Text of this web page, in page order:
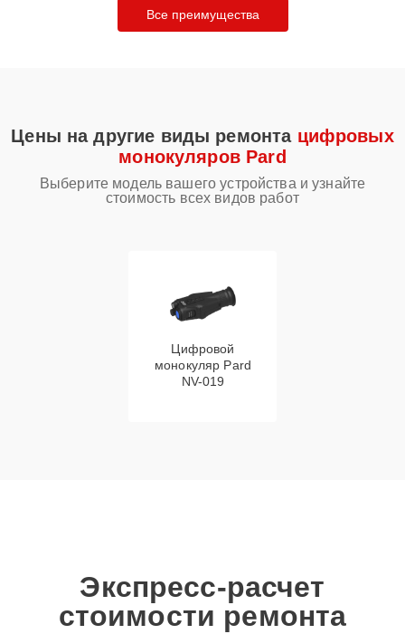
Все преимущества
Цены на другие виды ремонта цифровых
монокуляров Pard
Выберите модель вашего устройства и узнайте
стоимость всех видов работ
Цифровой
монокуляр Pard
NV-019
Экспресс-расчет
стоимости ремонта